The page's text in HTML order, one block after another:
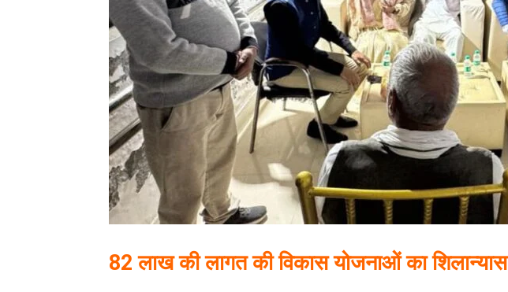
82 लाख की लागत की विकास योजनाओं का शिलान्यास